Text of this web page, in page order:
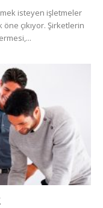
isteyen işletmeler
çıkıyor. Şirketlerin